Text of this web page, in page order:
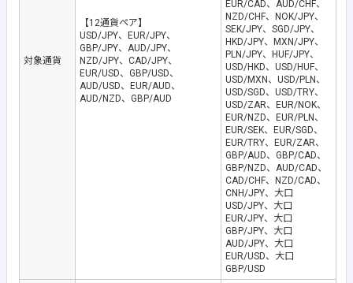
対象通貨
【12通貨ペア】
USD/JPY、EUR/JPY、
GBP/JPY、AUD/JPY、
NZD/JPY、CAD/JPY、
EUR/USD、GBP/USD、
AUD/USD、EUR/AUD、
AUD/NZD、GBP/AUD
EUR/CAD、AUD/CHF、
NZD/CHF、NOK/JPY、
SEK/JPY、SGD/JPY、
HKD/JPY、MXN/JPY、
PLN/JPY、HUF/JPY、
USD/HKD、USD/HUF、
USD/MXN、USD/PLN、
USD/SGD、USD/TRY、
USD/ZAR、EUR/NOK、
EUR/NZD、EUR/PLN、
EUR/SEK、EUR/SGD、
EUR/TRY、EUR/ZAR、
GBP/AUD、GBP/CAD、
GBP/NZD、AUD/CAD、
CAD/CHF、NZD/CAD、
CNH/JPY、大口
USD/JPY、大口
EUR/JPY、大口
GBP/JPY、大口
AUD/JPY、大口
EUR/USD、大口
GBP/USD